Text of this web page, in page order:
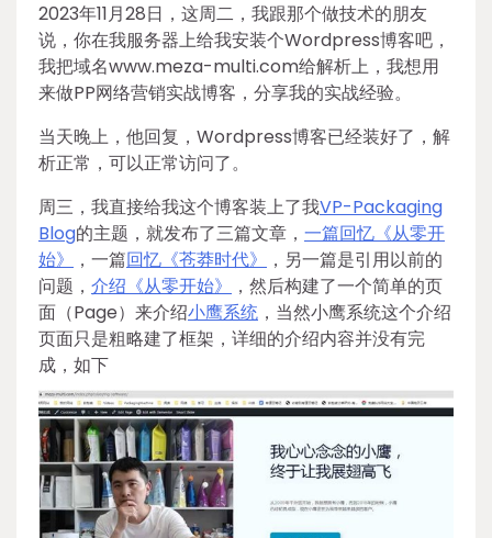
2023年11月28日，这周二，我跟那个做技术的朋友
说，你在我服务器上给我安装个Wordpress博客吧，
我把域名www.meza-multi.com给解析上，我想用
来做PP网络营销实战博客，分享我的实战经验。
当天晚上，他回复，Wordpress博客已经装好了，解
析正常，可以正常访问了。
周三，我直接给我这个博客装上了我VP-Packaging
Blog的主题，就发布了三篇文章， 一篇回忆《从零开
始》
，一篇回忆《苍莽时代》
，另一篇是引用以前的
问题， 介绍《从零开始》
，然后构建了一个简单的页
面（Page）来介绍小鹰系统 ，当然小鹰系统这个介绍
页面只是粗略建了框架，详细的介绍内容并没有完
成，如下